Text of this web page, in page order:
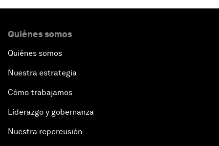
Quiénes somos
Quiénes somos
Nuestra estrategia
Cómo trabajamos
Liderazgo y gobernanza
Nuestra repercusión